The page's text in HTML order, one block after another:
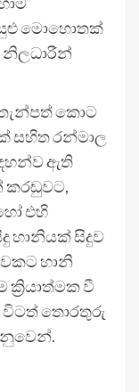
සුළු මොහොතක්
කොට
සහිත රන්මාල
ඇති
කරඬුවට,
එහි
හානියක් සිදුව
හානි
වී
විටත් තොරතුරු